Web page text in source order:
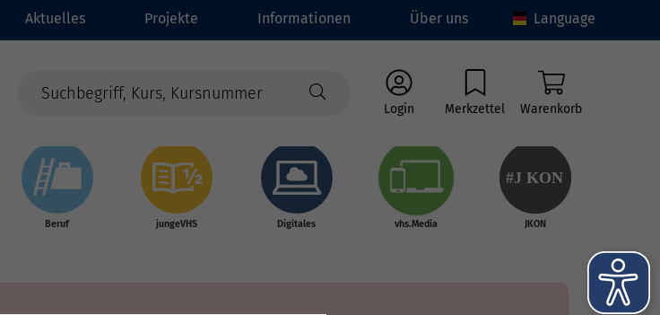
Aktuelles Projekte Informationen Über uns Language
Login Merkzettel Warenkorb
Beruf jungeVHS Digitales vhs.Media
#J KON
JKON